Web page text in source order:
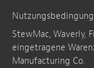
StewMac, Waverly,
eingetragene
Manufacturing Co.